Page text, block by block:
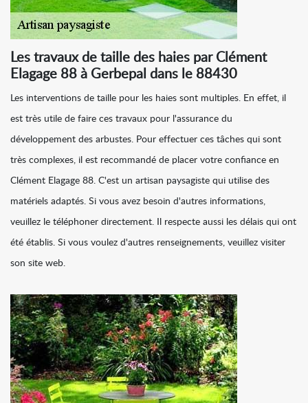
Les travaux de taille des haies par Clément
Elagage 88 à Gerbepal dans le 88430
Les interventions de taille pour les haies sont multiples. En effet, il
est très utile de faire ces travaux pour l'assurance du
développement des arbustes. Pour effectuer ces tâches qui sont
très complexes, il est recommandé de placer votre confiance en
Clément Elagage 88. C'est un artisan paysagiste qui utilise des
matériels adaptés. Si vous avez besoin d'autres informations,
veuillez le téléphoner directement. Il respecte aussi les délais qui ont
été établis. Si vous voulez d'autres renseignements, veuillez visiter
son site web.